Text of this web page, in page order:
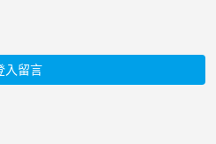
入留言